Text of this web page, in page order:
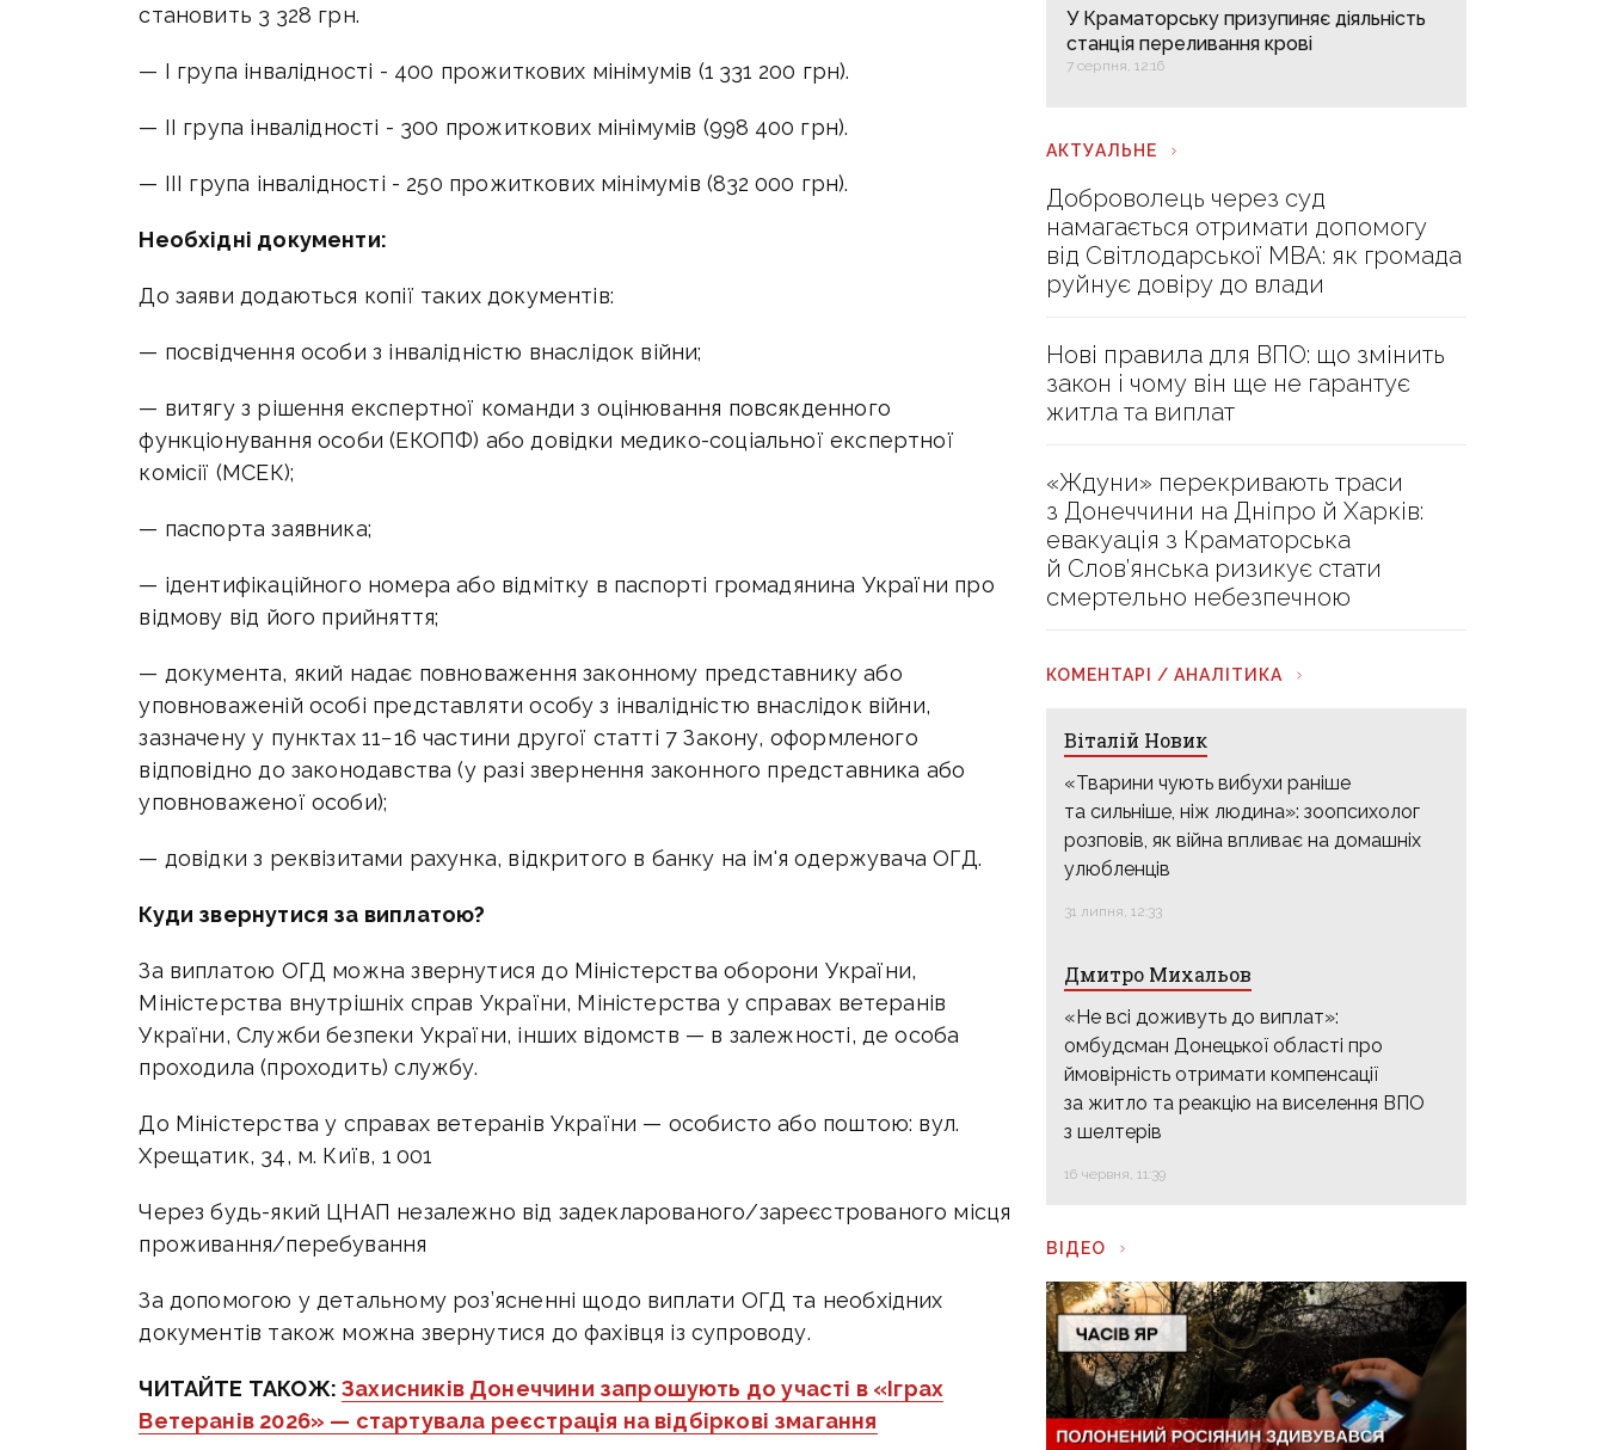
становить 3 328 грн.
— I група інвалідності - 400 прожиткових мінімумів (1 331 200 грн).
— II група інвалідності - 300 прожиткових мінімумів (998 400 грн).
— III група інвалідності - 250 прожиткових мінімумів (832 000 грн).
Необхідні документи:
До заяви додаються копії таких документів:
— посвідчення особи з інвалідністю внаслідок війни;
— витягу з рішення експертної команди з оцінювання повсякденного
функціонування особи (ЕКОПФ) або довідки медико-соціальної експертної
комісії (МСЕК);
— паспорта заявника;
— ідентифікаційного номера або відмітку в паспорті громадянина України про
відмову від його прийняття;
— документа, який надає повноваження законному представнику або
уповноваженій особі представляти особу з інвалідністю внаслідок війни,
зазначену у пунктах 11−16 частини другої статті 7 Закону, оформленого
відповідно до законодавства (у разі звернення законного представника або
уповноваженої особи);
— довідки з реквізитами рахунка, відкритого в банку на ім'я одержувача ОГД.
Куди звернутися за виплатою?
За виплатою ОГД можна звернутися до Міністерства оборони України,
Міністерства внутрішніх справ України, Міністерства у справах ветеранів
України, Служби безпеки України, інших відомств — в залежності, де особа
проходила (проходить) службу.
До Міністерства у справах ветеранів України — особисто або поштою: вул.
Хрещатик, 34, м. Київ, 1 001
Через будь-який ЦНАП незалежно від задекларованого/зареєстрованого місця
проживання/перебування
За допомогою у детальному роз’ясненні щодо виплати ОГД та необхідних
документів також можна звернутися до фахівця із супроводу.
ЧИТАЙТЕ ТАКОЖ:Захисників Донеччини запрошують до участі в «Іграх
Ветеранів 2026» — стартувала реєстрація на відбіркові змагання
У Краматорську призупиняє діяльність
станція переливання крові
7 серпня, 12:16
АКТУАЛЬНЕ
Доброволець через суд
намагається отримати допомогу
від Світлодарської МВА: як громада
руйнує довіру до влади
Нові правила для ВПО: що змінить
закон і чому він ще не гарантує
житла та виплат
«Ждуни» перекривають траси
з Донеччини на Дніпро й Харків:
евакуація з Краматорська
й Слов’янська ризикує стати
смертельно небезпечною
КОМЕНТАРІ / АНАЛІТИКА
Віталій Новик
«Тварини чують вибухи раніше
та сильніше, ніж людина»: зоопсихолог
розповів, як війна впливає на домашніх
улюбленців
31 липня, 12:33
Дмитро Михальов
«Не всі доживуть до виплат»:
омбудсман Донецької області про
ймовірність отримати компенсації
за житло та реакцію на виселення ВПО
з шелтерів
16 червня, 11:39
ВІДЕО